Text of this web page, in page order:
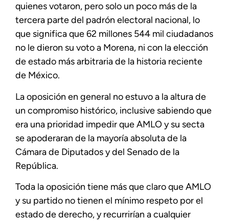
quienes votaron, pero solo un poco más de la
tercera parte del padrón electoral nacional, lo
que significa que 62 millones 544 mil ciudadanos
no le dieron su voto a Morena, ni con la elección
de estado más arbitraria de la historia reciente
de México.
La oposición en general no estuvo a la altura de
un compromiso histórico, inclusive sabiendo que
era una prioridad impedir que AMLO y su secta
se apoderaran de la mayoría absoluta de la
Cámara de Diputados y del Senado de la
República.
Toda la oposición tiene más que claro que AMLO
y su partido no tienen el mínimo respeto por el
estado de derecho, y recurrirían a cualquier